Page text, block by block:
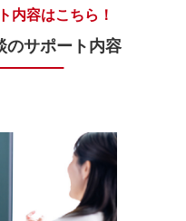
内容はこちら！
のサポート内容